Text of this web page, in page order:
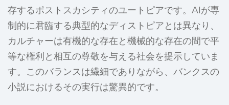
存するポストスカシティのユートピアです。AIが専
制的に君臨する典型的なディストピアとは異なり、
カルチャーは有機的な存在と機械的な存在の間で平
等な権利と相互の尊敬を与える社会を提示していま
す。このバランスは繊細でありながら、バンクスの
小説におけるその実行は驚異的です。